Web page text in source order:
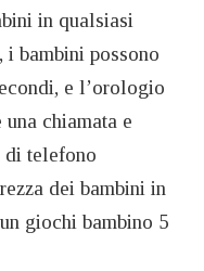
in qualsiasi
i bambini possono
e l’orologio
chiamata e
di telefono
dei bambini in
giochi bambino 5